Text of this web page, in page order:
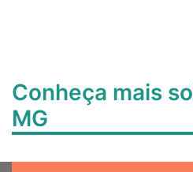
Conheça mais
MG